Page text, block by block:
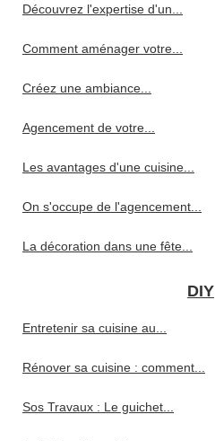
Découvrez l'expertise d'un...
Comment aménager votre...
Créez une ambiance...
Agencement de votre...
Les avantages d'une cuisine...
On s'occupe de l'agencement...
La décoration dans une fête...
DIY
Entretenir sa cuisine au...
Rénover sa cuisine : comment...
Sos Travaux : Le guichet...